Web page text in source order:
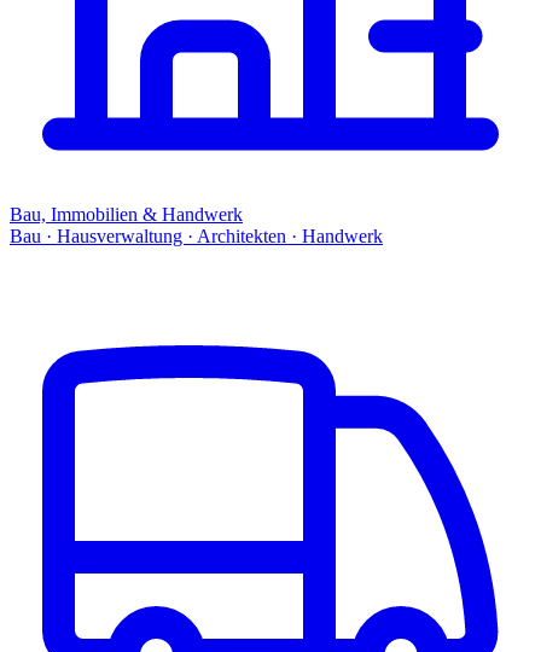
Bau, Immobilien & Handwerk
Bau · Hausverwaltung · Architekten · Handwerk